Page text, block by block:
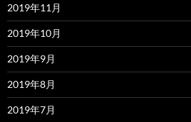
2019年11月
2019年10月
2019年9月
2019年8月
2019年7月